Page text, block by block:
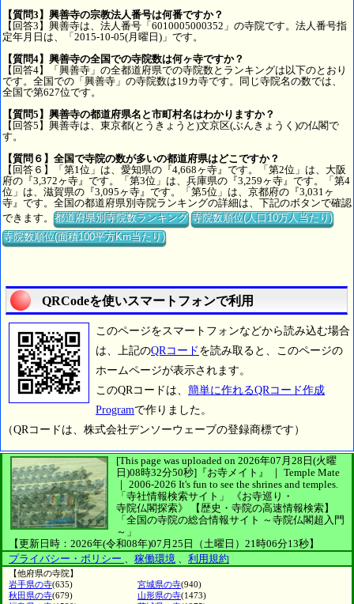
【質問3】興善寺の宗教法人番号は何番ですか？
【回答3】興善寺は、法人番号「6010005000352」の寺院です。法人番号指
定年月日は、「2015-10-05(月曜日)」です。
【質問4】興善寺の全国での寺院数は何ヶ寺ですか？
【回答4】「興善寺」の全都道府県での寺院数とランキングは以下のとおり
です。全国での「興善寺」の寺院数は19カ寺です。同じ寺院名の数では、
全国で第627位です。
【質問5】興善寺の都道府県名と市町村名はわかりますか？
【回答5】興善寺は、東京都(とうきょうと)文京区(ぶんきょうく)の仏閣で
す。
【質問６】全国で寺院の数が多いの都道府県はどこですか？
【回答６】「第1位」は、愛知県の『4,668ヶ寺』です。「第2位」は、大阪
府の『3,372ヶ寺』です。「第3位」は、兵庫県の『3,259ヶ寺』です。「第4
位」は、滋賀県の『3,095ヶ寺』です。「第5位」は、京都府の『3,031ヶ
寺』です。全国の都道府県別寺院ランキングの詳細は、下記のボタンで確認
できます。都道府県別寺院数ランキング 寺院数順位(人口10万人当たり)
寺院数順位(面積100平方Km当たり)
QRCodeを使いスマートフォンで利用
このページをスマートフォンなどから読み込む場合
は、上記のQRコード を読み取ると、このページの
ホームページが表示されます。
このQRコードは、 簡単に作れるQRコード作成
Programで作りました。
（QRコードは、株式会社デンソーウェーブの登録商標です）
[This page was uploaded on 2026年07月28日(火曜
日)08時32分50秒] 『お寺メイト』 ｜ Temple Mate
｜ 2006-2026 It's fun to see the shrines and temples.
「寺社情報検索サイト」
《お寺巡り・
寺院仏閣探索》
【歴史・寺院の高速情報検索】
「全国の寺院の総合情報サイト ～寺院仏閣超入門
～」
【更新日時：2026年(令和08年)07月25日（土曜日）21時06分13秒】
プライバシー・ポリシー 、 稼働環境 、 利用規約
【他府県の寺院】
岩手県の寺(635) 宮城県の寺(940)
秋田県の寺(679) 山形県の寺(1473)